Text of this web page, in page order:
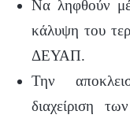
Να ληφθούν
κάλυψη του
ΔΕΥΑΠ.
Την
διαχείριση